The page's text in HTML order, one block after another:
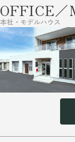
OFFICE／
本社・モデルハウス